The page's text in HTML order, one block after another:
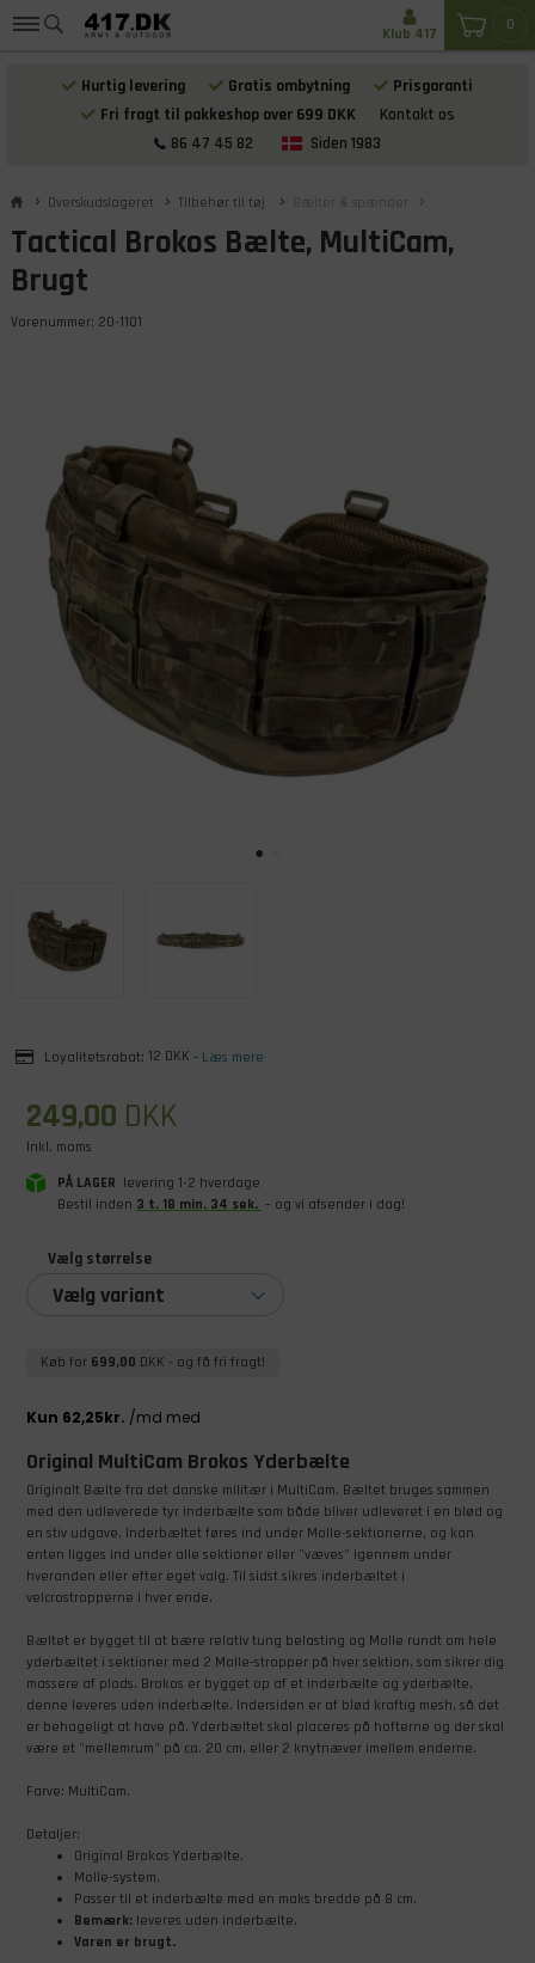
Hurtig levering Gratis ombytning
Prisgaranti
Fri fragt til pakkeshop over 699 DKK
Kontakt os
86 47 45 82
Siden 1983
0
Klub 417
Overskudslageret Tilbehør til tøj Bælter & spænder
Tactical Brokos Bælte, MultiCam,
Brugt
Varenummer: 20-1101
Loyalitetsrabat: 12 DKK - Læs mere
249,00 DKK
Inkl. moms
PÅ LAGER levering 1-2 hverdage
Bestil inden 3 t. 18 min. 33 sek. – og vi afsender i dag!
Vælg størrelse
Vælg variant
Køb for 699,00 DKK - og få fri fragt!
Original MultiCam Brokos Yderbælte
Originalt Bælte fra det danske militær i MultiCam. Bæltet bruges sammen
med den udleverede tyr inderbælte som både bliver udleveret i en blød og
en stiv udgave. Inderbæltet føres ind under Molle-sektionerne, og kan
enten ligges ind under alle sektioner eller "væves" igennem under
hveranden eller efter eget valg. Til sidst sikres inderbæltet i
velcrostropperne i hver ende.
Bæltet er bygget til at bære relativ tung belasting og Molle rundt om hele
yderbæltet i sektioner med 2 Molle-stropper på hver sektion, som sikrer dig
massere af plads. Brokos er bygget op af et inderbælte og yderbælte,
denne leveres uden inderbælte. Indersiden er af blød kraftig mesh, så det
er behageligt at have på. Yderbæltet skal placeres på hofterne og der skal
være et "mellemrum" på ca. 20 cm, eller 2 knytnæver imellem enderne.
Farve: MultiCam.
Detaljer:
Original Brokos Yderbælte.
Molle-system.
Passer til et inderbælte med en maks bredde på 8 cm.
Bemærk:leveres uden inderbælte.
Varen er brugt.